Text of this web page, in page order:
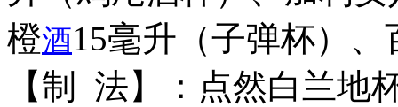
橙酒15毫升（子弹杯）、
【制 法】：点然白兰地